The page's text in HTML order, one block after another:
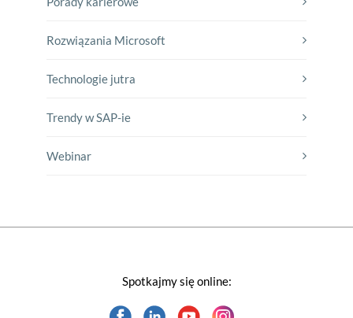
Rozwiązania Microsoft
Technologie jutra
Trendy w SAP-ie
Webinar
Spotkajmy się online: